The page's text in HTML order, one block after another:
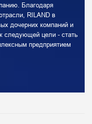
Благодаря
RILAND в
дочерних компаний и
следующей цели - стать
предприятием